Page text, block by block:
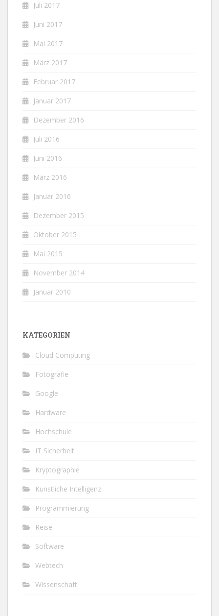
Juli 2017
Juni 2017
Mai 2017
März 2017
Februar 2017
Januar 2017
Dezember 2016
Juli 2016
Juni 2016
März 2016
Januar 2016
Dezember 2015
Oktober 2015
Mai 2015
November 2014
Januar 2010
KATEGORIEN
Cloud Computing
Fotografie
Google
Hardware
Hochschule
IT Sicherheit
Kryptographie
Künstliche Intelligenz
Programmierung
Reise
Software
Webtech
Wissenschaft